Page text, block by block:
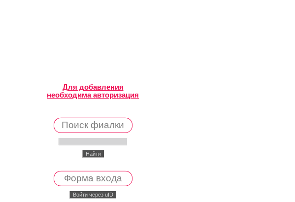
Для добавления
необходима авторизация
Поиск фиалки
Форма входа
Войти через uID